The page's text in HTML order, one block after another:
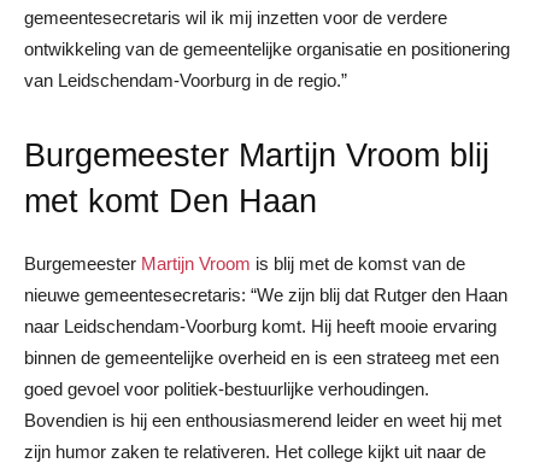
gemeentesecretaris wil ik mij inzetten voor de verdere
ontwikkeling van de gemeentelijke organisatie en positionering
van Leidschendam-Voorburg in de regio.”
Burgemeester Martijn Vroom blij
met komt Den Haan
Burgemeester Martijn Vroom is blij met de komst van de
nieuwe gemeentesecretaris: “We zijn blij dat Rutger den Haan
naar Leidschendam-Voorburg komt. Hij heeft mooie ervaring
binnen de gemeentelijke overheid en is een strateeg met een
goed gevoel voor politiek-bestuurlijke verhoudingen.
Bovendien is hij een enthousiasmerend leider en weet hij met
zijn humor zaken te relativeren. Het college kijkt uit naar de